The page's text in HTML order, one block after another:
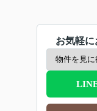
お気軽